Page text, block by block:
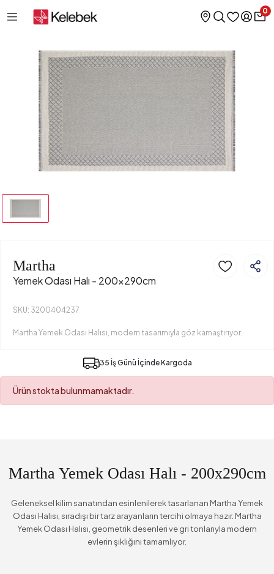
0
Martha
Yemek Odası Halı - 200x290cm
SKU: 3200404237
Martha Yemek Odası Halısı, modern tasarımıyla göz kamaştırıyor.
35 İş Günü İçinde Kargoda
Ürün stokta bulunmamaktadır.
Martha Yemek Odası Halı - 200x290cm
Geleneksel kilim sanatından esinlenilerek tasarlanan Martha Yemek
Odası Halısı, sıradışı bir tarz arayanların tercihi olmaya hazır. Martha
Yemek Odası Halısı, geometrik desenleri ve gri tonlarıyla modern
evlerin şıklığını tamamlıyor.